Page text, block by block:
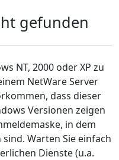
gefunden
NT, 2000 oder XP zu
NetWare Server
dass dieser
Versionen zeigen
in dem
Warten Sie einfach
Dienste (u.a.